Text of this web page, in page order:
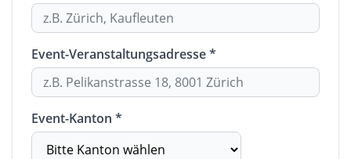
Event-Veranstaltungsadresse *
Event-Kanton *